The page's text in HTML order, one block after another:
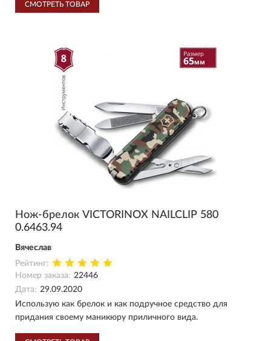
СМОТРЕТЬ ТОВАР
Нож-брелок VICTORINOX NAILCLIP 580
0.6463.94
Вячеслав
Рейтинг:
Номер заказа: 22446
Дата: 29.09.2020
Использую как брелок и как подручное средство для
придания своему маникюру приличного вида.